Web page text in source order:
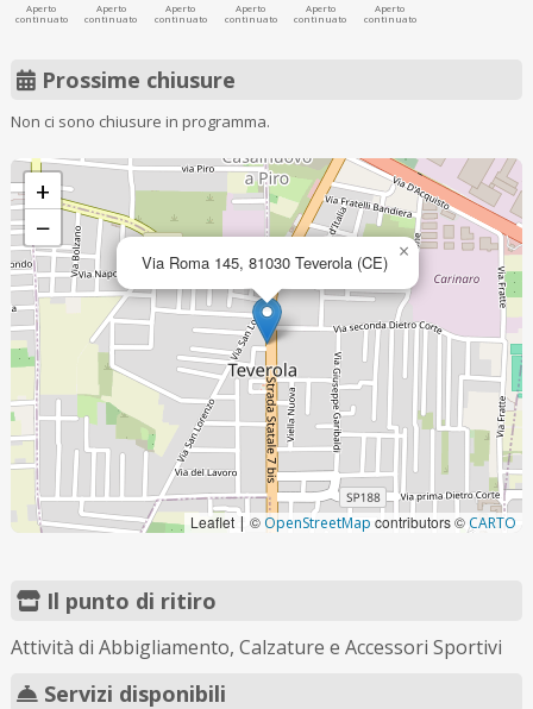
Aperto
continuato
Aperto
continuato
Aperto
continuato
Aperto
continuato
Aperto
continuato
Aperto
continuato
Prossime chiusure
Non ci sono chiusure in programma.
Via Roma 145, 81030 Teverola (CE) ×
+
−
Leaflet | © OpenStreetMap contributors ©CARTO
Il punto di ritiro
Attività di Abbigliamento, Calzature e Accessori Sportivi
Servizi disponibili